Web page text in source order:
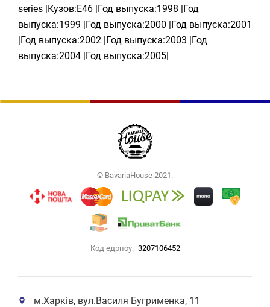
series |Кузов:E46 |Год выпуска:1998 |Год
выпуска:1999 |Год выпуска:2000 |Год выпуска:2001
|Год выпуска:2002 |Год выпуска:2003 |Год
выпуска:2004 |Год выпуска:2005|
© BavariaHouse 2021.
Код едрпоу: 3207106452
м.Харків, вул.Василя Бугрименка, 11